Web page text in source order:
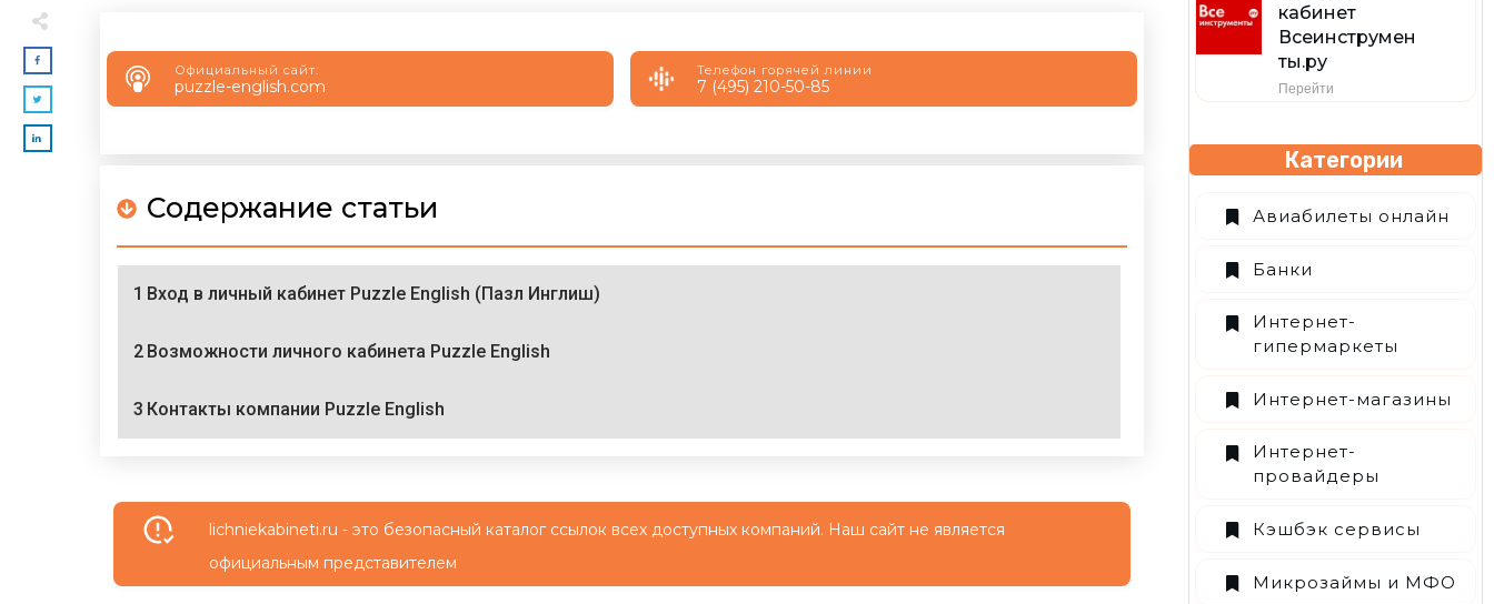
Официальный сайт:
puzzle-english.com
Телефон горячей линии
7 (495) 210-50-85
Содержание статьи
1 Вход в личный кабинет Puzzle English (Пазл Инглиш)
2 Возможности личного кабинета Puzzle English
3 Контакты компании Puzzle English
lichniekabineti.ru - это безопасный каталог ссылок всех доступных компаний. Наш сайт не является
официальным представителем
кабинет
Всеинструмен
ты.ру
Перейти
Категории
Авиабилеты онлайн
Банки
Интернет-
гипермаркеты
Интернет-магазины
Интернет-
провайдеры
Кэшбэк сервисы
Микрозаймы и МФО